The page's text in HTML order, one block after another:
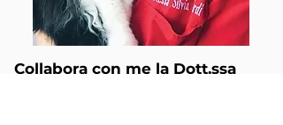
Collabora con me la Dott.ssa